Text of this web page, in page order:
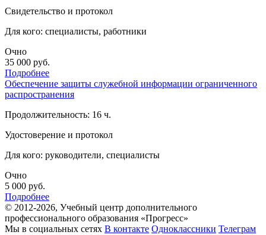
Свидетельство и протокол
Для кого: специалисты, работники
Очно
35 000 руб.
Подробнее
Обеспечение защиты служебной информации ограниченного
распространения
Продолжительность: 16 ч.
Удостоверение и протокол
Для кого: руководители, специалисты
Очно
5 000 руб.
Подробнее
© 2012-2026, Учебный центр дополнительного
профессионального образования «Прогресс»
Мы в социальных сетях В контакте Одноклассники Телеграм